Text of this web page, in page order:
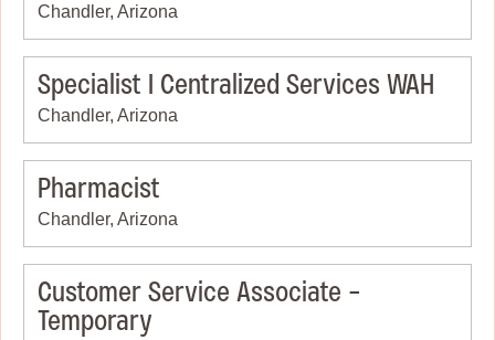
Chandler, Arizona
Specialist I Centralized Services WAH
Chandler, Arizona
Pharmacist
Chandler, Arizona
Customer Service Associate -
Temporary